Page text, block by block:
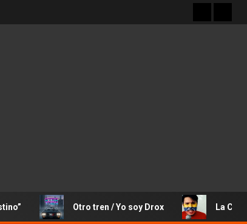
Otro tren / Yo soy Drox La Canción de